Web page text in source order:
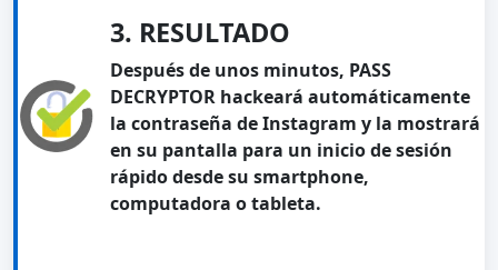
3. RESULTADO
Después de unos minutos, PASS
DECRYPTOR hackeará automáticamente
la contraseña de Instagram y la mostrará
en su pantalla para un inicio de sesión
rápido desde su smartphone,
computadora o tableta.